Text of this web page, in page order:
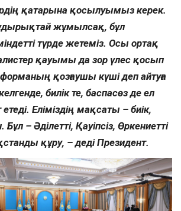
қатарына қосылуымыз керек.
жұмылсақ, бұл
түрде жетеміз. Осы ортақ
қауымы да зор үлес қосып
қозғаушы күші деп айтуға
билік те, баспасөз де ел
етеді. Еліміздің мақсаты – биік,
– Әділетті, Қауіпсіз, Өркениетті
құру, – деді Президент.